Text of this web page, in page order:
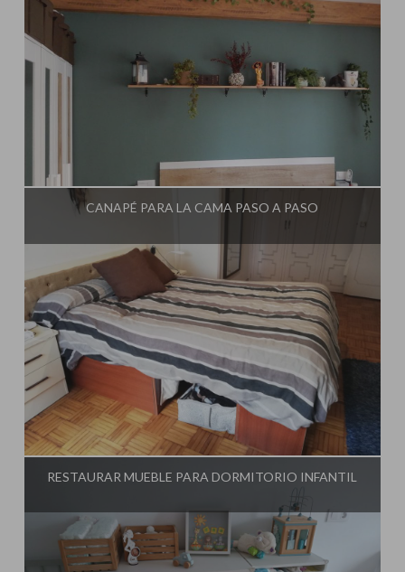
Influencer:El Taller de Ire
CANAPÉ PARA LA CAMA PASO A PASO
Influencer:El Taller de Ire
RESTAURAR MUEBLE PARA DORMITORIO INFANTIL